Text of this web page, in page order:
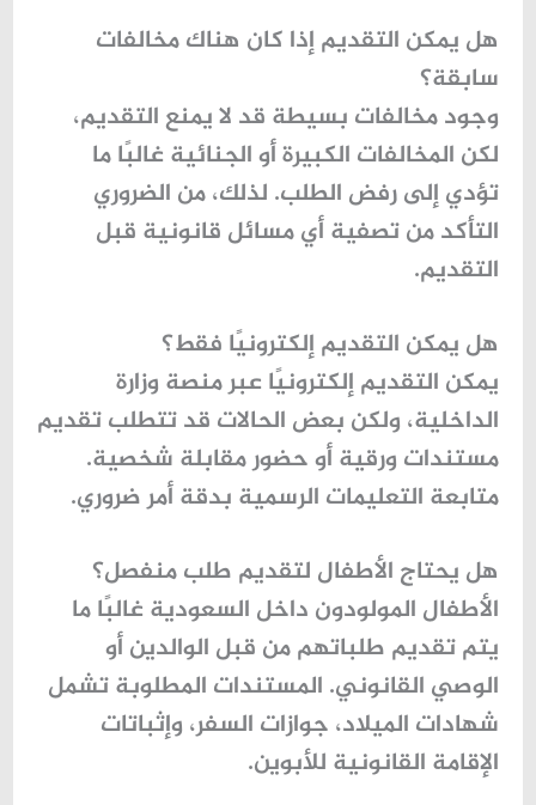
هل يمكن التقديم إذا كان هناك مخالفات
سابقة؟
وجود مخالفات بسيطة قد لا يمنع التقديم،
لكن المخالفات الكبيرة أو الجنائية غالبًا ما
تؤدي إلى رفض الطلب. لذلك، من الضروري
التأكد من تصفية أي مسائل قانونية قبل
التقديم.
هل يمكن التقديم إلكترونيًا فقط؟
يمكن التقديمإلكترونيًا عبر منصة وزارة
الداخلية، ولكن بعض الحالات قد تتطلب تقديم
مستندات ورقية أو حضور مقابلة شخصية.
متابعة التعليمات الرسمية بدقة أمر ضروري.
هل يحتاج الأطفال لتقديم طلب منفصل؟
الأطفال المولودون داخل السعودية غالبًا ما
يتم تقديم طلباتهم من قبل الوالدين أو
الوصي القانوني. المستندات المطلوبة تشمل
شهادات الميلاد، جوازات السفر، وإثباتات
الإقامة القانونية للأبوين.